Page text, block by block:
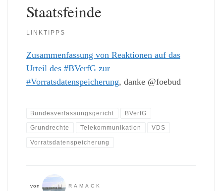
Staatsfeinde
LINKTIPPS
Zusammenfassung von Reaktionen auf das
Urteil des #BVerfG zur
#Vorratsdatenspeicherung, danke @foebud
Bundesverfassungsgericht BVerfG
Grundrechte Telekommunikation VDS
Vorratsdatenspeicherung
von RAMACK